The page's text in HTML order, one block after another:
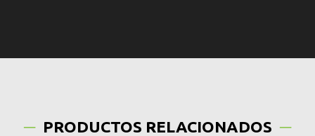
PRODUCTOS RELACIONADOS